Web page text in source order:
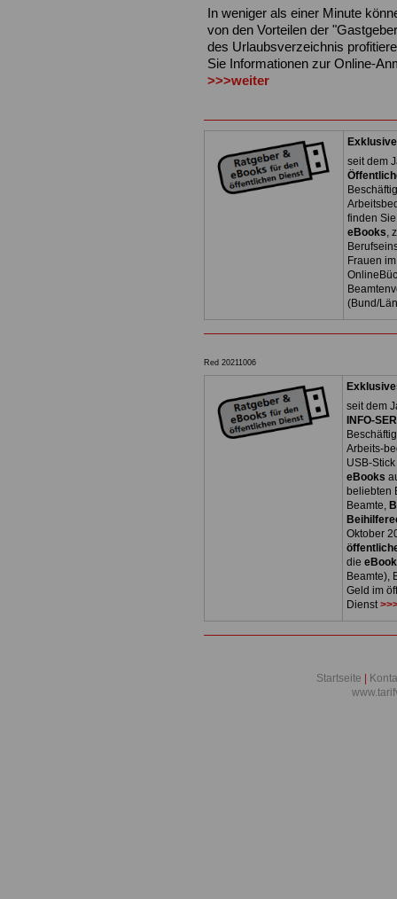
In weniger als einer Minute
von den Vorteilen der
des Urlaubsverzeichnis
Sie Informationen zur Online-
>>>weiter
seit dem
finden
eBooks,
Frauen
(Bund/
Red 20211006
seit dem
INFO-
Arbeits-
USB-
eBooks
beliebten
Beamte,
Oktober
die
Beamte),
Geld im
Dienst
Startseite